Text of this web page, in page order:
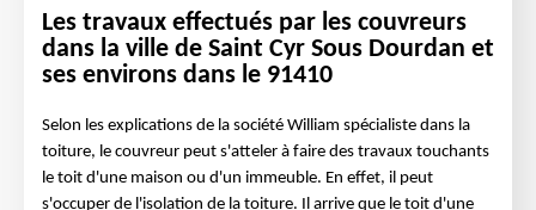
Les travaux effectués par les couvreurs
dans la ville de Saint Cyr Sous Dourdan et
ses environs dans le 91410
Selon les explications de la société William spécialiste dans la
toiture, le couvreur peut s'atteler à faire des travaux touchants
le toit d'une maison ou d'un immeuble. En effet, il peut
s'occuper de l'isolation de la toiture. Il arrive que le toit d'une